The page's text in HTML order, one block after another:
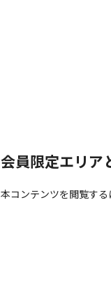
会員限定エリア
本コンテンツを閲覧する